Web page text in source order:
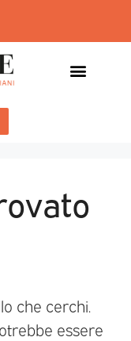
che cerchi.
essere